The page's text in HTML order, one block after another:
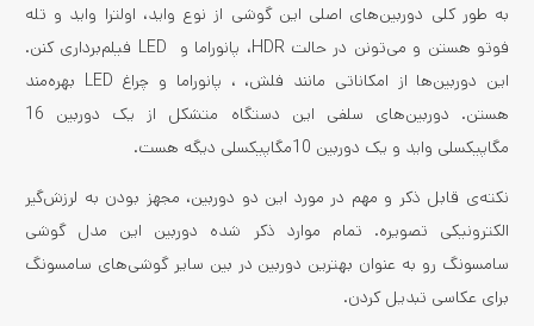
به طور کلی دوربین‌های اصلی این گوشی از نوع واید، اولترا واید و تله
فوتو هستن و می‌تونن در حالت HDR، پانوراما و LED فیلم‌برداری کنن.
این دوربین‌ها از امکاناتی مانند فلش، ، پانوراما و چراغ LED بهره‌مند
هستن. دوربین‌های سلفی این دستگاه متشکل از یک دوربین 16
مگاپیکسلی واید و یک دوربین 10مگاپیکسلی دیگه هست.
نکته‌ی قابل ذکر و مهم در مورد این دو دوربین، مجهز بودن به لرزش‌گیر
الکترونیکی تصویره. تمام موارد ذکر شده دوربین این مدل گوشی
سامسونگ رو به عنوان بهترین دوربین در بین سایر گوشی‌های سامسونگ
برای عکاسی تبدیل کردن.